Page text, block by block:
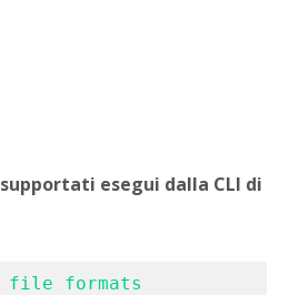
esegui dalla CLI di
file formats